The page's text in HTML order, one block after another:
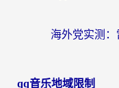
qq音乐地域限制